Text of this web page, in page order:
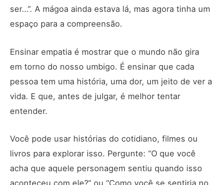
ser…”. A mágoa ainda estava lá, mas agora tinha um
espaço para a compreensão.
Ensinar empatia é mostrar que o mundo não gira
em torno do nosso umbigo. É ensinar que cada
pessoa tem uma história, uma dor, um jeito de ver a
vida. E que, antes de julgar, é melhor tentar
entender.
Você pode usar histórias do cotidiano, filmes ou
livros para explorar isso. Pergunte: “O que você
acha que aquele personagem sentiu quando isso
aconteceu com ele?” ou “Como você se sentiria no